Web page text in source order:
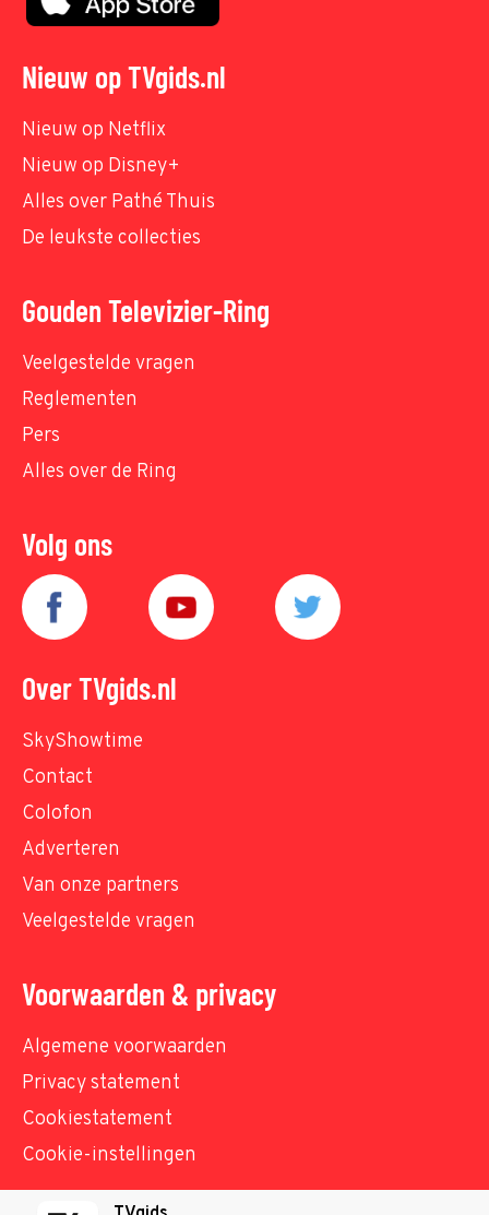
Nieuw op TVgids.nl
Nieuw op Netflix
Nieuw op Disney+
Alles over Pathé Thuis
De leukste collecties
Gouden Televizier-Ring
Veelgestelde vragen
Reglementen
Pers
Alles over de Ring
Volg ons
Over TVgids.nl
SkyShowtime
Contact
Colofon
Adverteren
Van onze partners
Veelgestelde vragen
Voorwaarden & privacy
Algemene voorwaarden
Privacy statement
Cookiestatement
Cookie-instellingen